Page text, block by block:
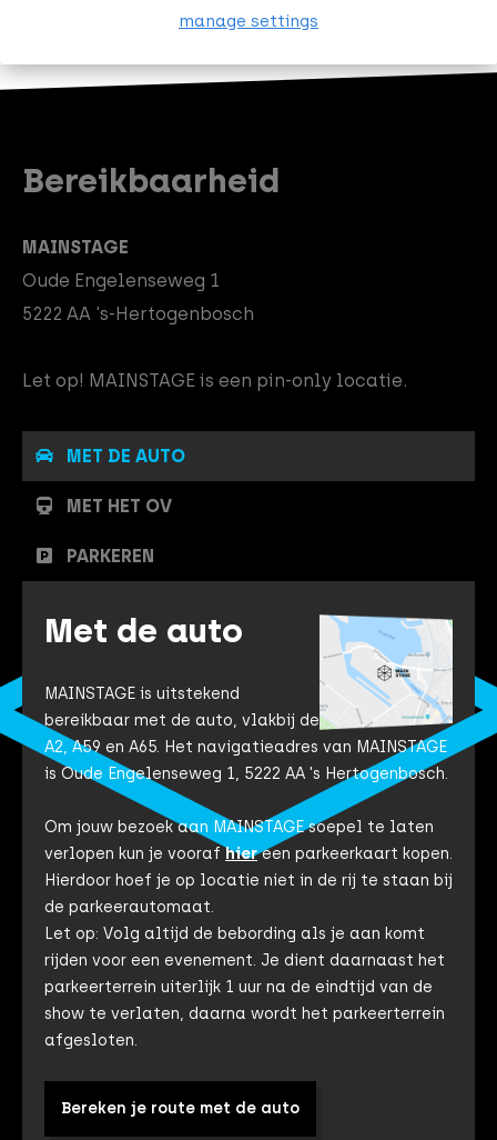
manage settings
Bereikbaarheid
MAINSTAGE
Oude Engelenseweg 1
5222 AA 's-Hertogenbosch
Let op! MAINSTAGE is een pin-only locatie.
MET DE AUTO
MET HET OV
PARKEREN
Met de auto
MAINSTAGE is uitstekend
bereikbaar met de auto, vlakbij de
A2, A59 en A65. Het navigatieadres van MAINSTAGE
is Oude Engelenseweg 1, 5222 AA 's Hertogenbosch.
Om jouw bezoek aan MAINSTAGE soepel te laten
verlopen kun je vooraf hiereen parkeerkaart kopen.
Hierdoor hoef je op locatie niet in de rij te staan bij
de parkeerautomaat.
Let op: Volg altijd de bebording als je aan komt
rijden voor een evenement. Je dient daarnaast het
parkeerterrein uiterlijk 1 uur na de eindtijd van de
show te verlaten, daarna wordt het parkeerterrein
afgesloten.
Bereken je route met de auto